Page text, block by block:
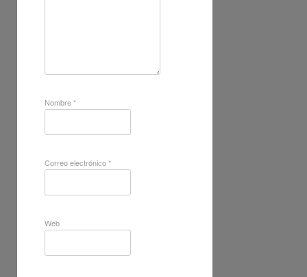
Nombre*
Correo electrónico*
Web